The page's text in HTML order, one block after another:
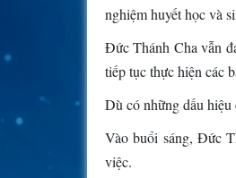
nghiệm huyết học và
Đức Thánh Cha vẫn
tiếp tục thực hiện các
Dù có những dấu
Vào buổi sáng, Đức
việc.